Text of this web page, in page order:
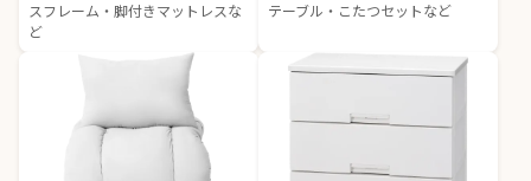
スフレーム・脚付きマットレスな
ど
テーブル・こたつセットなど